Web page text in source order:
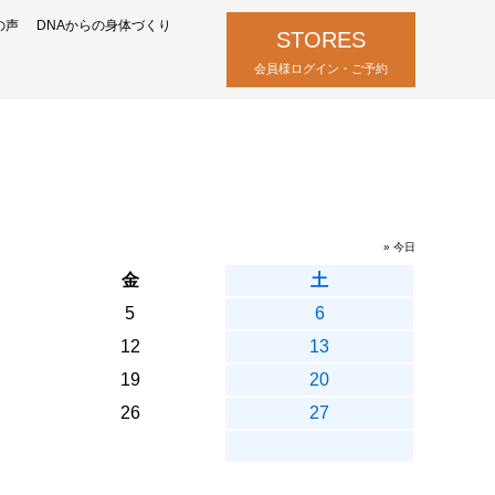
声 DNAからの身体づくり
STORES
会員様ログイン・ご予約
» 今日
金
土
5
6
12
13
19
20
26
27